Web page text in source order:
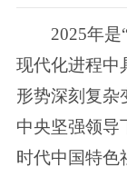
2025年
现代化进程中
形势深刻复杂
中央坚强领导
时代中国特色